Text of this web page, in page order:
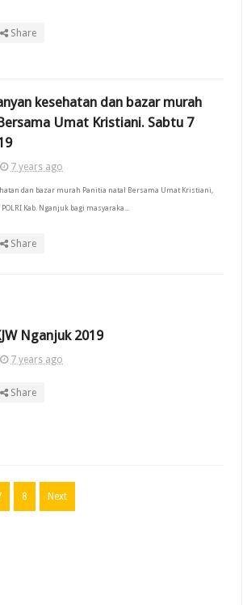
Share
kesehatan dan bazar murah
Umat Kristiani. Sabtu 7
7 years ago
dan bazar murah Panitia natal Bersama Umat Kristiani,
POLRI Kab. Nganjuk bagi masyaraka...
Share
Nganjuk 2019
7 years ago
Share
8 Next